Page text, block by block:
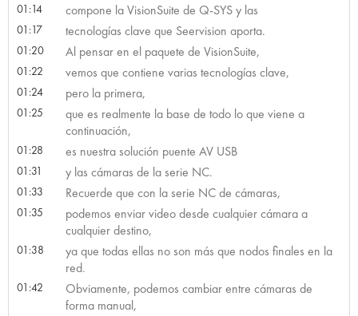
01:14 compone la VisionSuite de Q-SYS y las
01:17 tecnologías clave que Seervision aporta.
01:20 Al pensar en el paquete de VisionSuite,
01:22 vemos que contiene varias tecnologías clave,
01:24 pero la primera,
01:25
que es realmente la base de todo lo que viene a
continuación,
01:28 es nuestra solución puente AV USB
01:31 y las cámaras de la serie NC.
01:33 Recuerde que con la serie NC de cámaras,
01:35
podemos enviar video desde cualquier cámara a
cualquier destino,
01:38
ya que todas ellas no son más que nodos finales en la
red.
01:42
Obviamente, podemos cambiar entre cámaras de
forma manual,